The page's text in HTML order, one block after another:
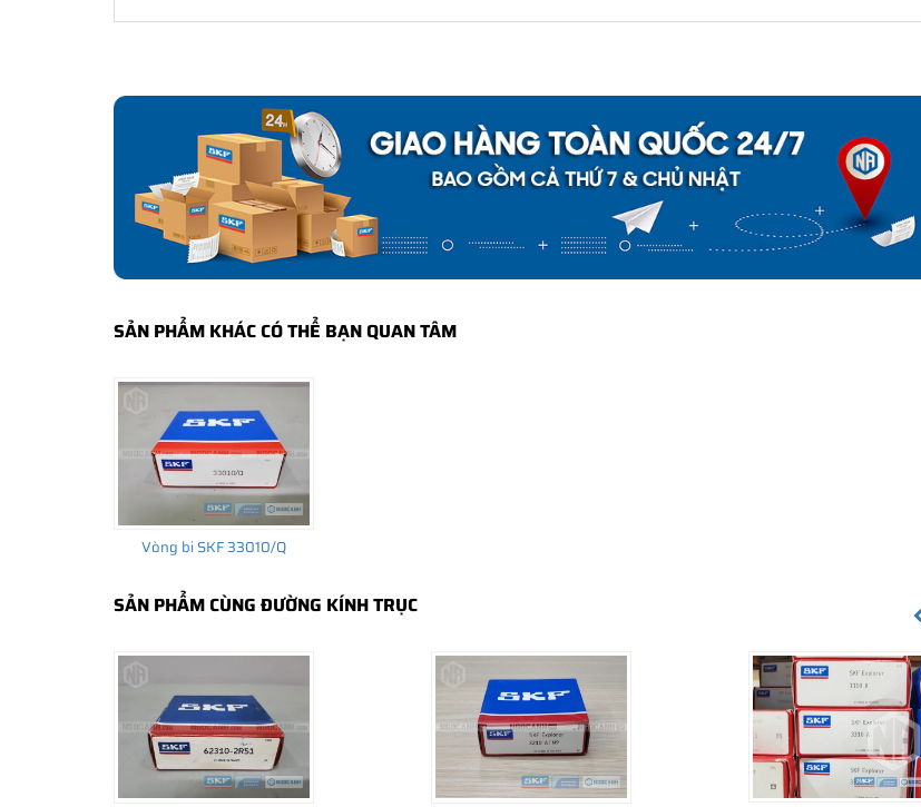
CHẾ ĐỘ BẢO HÀNH VÒNG BI SKF 33010/Q CHÍNH HÃNG
Tất cả các sản phẩm SKF chính hãng doSKF Ngọc Anhphân phối đều được bảo hành chính hãng theo đúng tiêu chuẩn
bảo hành của nhà sản xuất.
CÁCH NHẬN BIẾT VÀ PHÂN BIỆT VÒNG BI SKF 33010/Q CHÍNH HÃNG
Mua hàng tại các đại lý ủy quyền của SKF để yên tâm về nguồn gốc của sản phẩm. Ngoài ra bạn cũng có thể tự kiểm tra
✅ Những cách phân biệt vòng bi SKF giả bằng mắt thường
✅Cảnh báo của chuyên gia SKF về vòng bi SKF giả
SẢN PHẨM KHÁC CÓ THỂ BẠN QUAN TÂM
Vòng bi SKF 33010/Q
SẢN PHẨM CÙNG ĐƯỜNG KÍNH TRỤC